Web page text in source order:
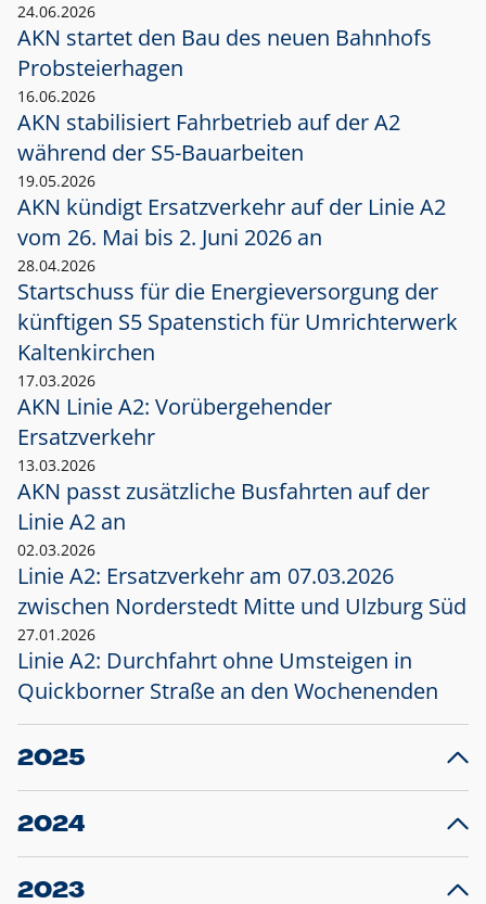
24.06.2026
AKN startet den Bau des neuen Bahnhofs
Probsteierhagen
16.06.2026
AKN stabilisiert Fahrbetrieb auf der A2
während der S5-Bauarbeiten
19.05.2026
AKN kündigt Ersatzverkehr auf der Linie A2
vom 26. Mai bis 2. Juni 2026 an
28.04.2026
Startschuss für die Energieversorgung der
künftigen S5 Spatenstich für Umrichterwerk
Kaltenkirchen
17.03.2026
AKN Linie A2: Vorübergehender
Ersatzverkehr
13.03.2026
AKN passt zusätzliche Busfahrten auf der
Linie A2 an
02.03.2026
Linie A2: Ersatzverkehr am 07.03.2026
zwischen Norderstedt Mitte und Ulzburg Süd
27.01.2026
Linie A2: Durchfahrt ohne Umsteigen in
Quickborner Straße an den Wochenenden
2025
23.12.2025
Projekt S5: Start der Bauarbeiten am
2024
10.12.2024
Großprojekt S5: Sperrung der Bahnstraße in
2023